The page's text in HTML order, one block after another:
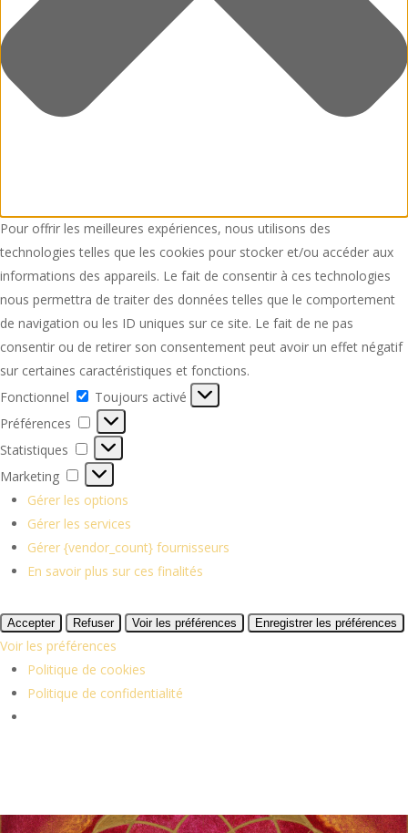
Pour offrir les meilleures expériences, nous utilisons des
technologies telles que les cookies pour stocker et/ou accéder aux
informations des appareils. Le fait de consentir à ces technologies
nous permettra de traiter des données telles que le comportement
de navigation ou les ID uniques sur ce site. Le fait de ne pas
consentir ou de retirer son consentement peut avoir un effet négatif
sur certaines caractéristiques et fonctions.
Fonctionnel
Fonctionnel
Toujours activé
Préférences
Préférences
Statistiques
Statistiques
Marketing
Marketing
Gérer les options
Gérer les services
Gérer {vendor_count} fournisseurs
En savoir plus sur ces finalités
Accepter Refuser Voir les préférences Enregistrer les préférences
Voir les préférences
Politique de cookies
Politique de confidentialité